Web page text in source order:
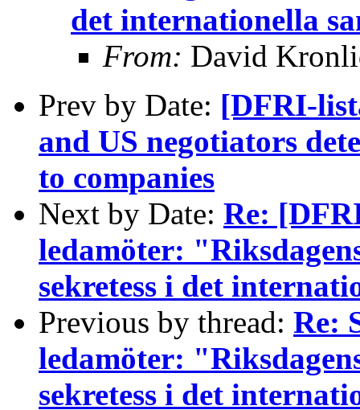
det internationella
From: David
Prev by Date: [DFRI-
and US negotiators
to companies
Next by Date: Re:
ledamöter:
sekretess i det
Previous by thread: Re:
ledamöter:
sekretess i det